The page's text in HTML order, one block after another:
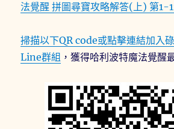
法覺醒 拼圖尋寶攻略解答(上) 第1-
掃描以下QR code或點擊連結加入
Line群組 ，獲得哈利波特魔法覺醒